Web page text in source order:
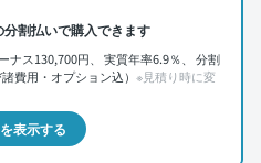
分割払いで購入できます
ナス130,700円、 実質年率6.9％、 分割
費用・オプション込） ※見積り時に変
表示する